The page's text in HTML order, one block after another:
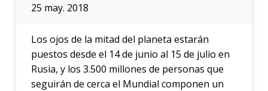
25 may. 2018
Los ojos de la mitad del planeta estarán
puestos desde el 14 de junio al 15 de julio en
Rusia, y los 3.500 millones de personas que
seguirán de cerca el Mundial componen un